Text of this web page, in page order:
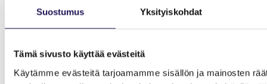
Suostumus Yksityiskohdat
Tämä sivusto käyttää evästeitä
Käytämme evästeitä tarjoamamme sisällön ja mainosten
vahvisti tunnetta siitä, että olen oikealla alalla. Löysin
harjoittelupaikan etsimällä lähiseudun mielenkiintoisia
paikkoja ja laittamalla sähköpostia.
Tulemalla uteliaana, lähtemällä rohkeampana ja
kysymällä kaikki nekin kysymykset, mitä meinasit jättää